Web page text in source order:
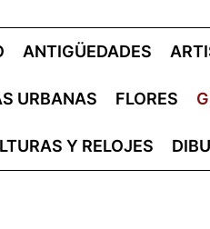
ANTIGÜEDADES
URBANAS FLORES
Y RELOJES